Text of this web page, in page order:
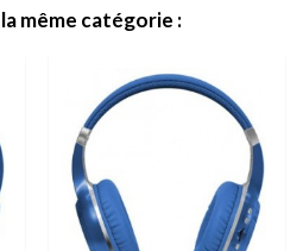
même catégorie :